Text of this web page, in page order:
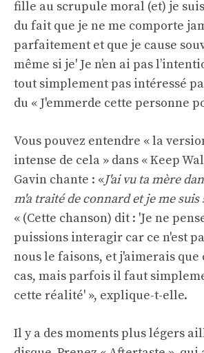
fille au scrupule moral (et) je
du fait que je ne me comporte
parfaitement et que je cause
même si je' Je n’en ai pas
tout simplement pas intéressé
du « J'emmerde cette personne
Vous pouvez entendre « la
intense de cela » dans « Keep
Gavin chante : «J'ai vu ta mère
m'a traité de connard et je me
« (Cette chanson) dit : 'Je ne
puissions interagir car ce n'est
nous le faisons, et j'aimerais que
cas, mais parfois il faut
cette réalité' », explique-t-elle.
Il y a des moments plus légers